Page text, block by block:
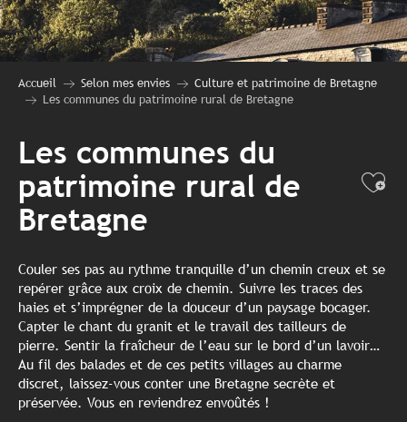
Accueil Selon mes envies
Culture et patrimoine de Bretagne
Les communes du patrimoine rural de Bretagne
Les communes du
patrimoine rural de
Bretagne
Couler ses pas au rythme tranquille d’un chemin creux et se
repérer grâce aux croix de chemin. Suivre les traces des
haies et s’imprégner de la douceur d’un paysage bocager.
Capter le chant du granit et le travail des tailleurs de
pierre. Sentir la fraîcheur de l’eau sur le bord d’un lavoir…
Au fil des balades et de ces petits villages au charme
discret, laissez-vous conter une Bretagne secrète et
préservée. Vous en reviendrez envoûtés !